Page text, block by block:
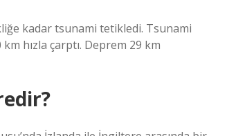
kadar tsunami tetikledi. Tsunami
hızla çarptı. Deprem 29 km